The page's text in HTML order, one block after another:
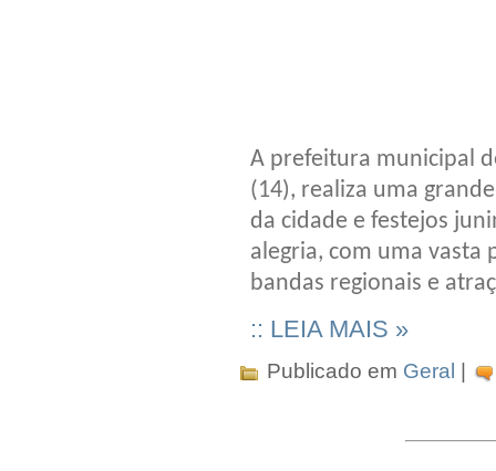
A prefeitura municipal
(14), realiza uma
da cidade e festejos
alegria, com uma vasta
bandas regionais e
:: LEIA MAIS »
Publicado em Geral |